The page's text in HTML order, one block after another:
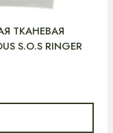
ТКАНЕВАЯ
S.O.S RINGER